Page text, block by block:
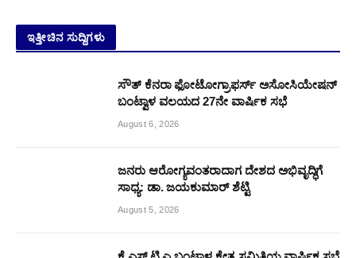
ಇತ್ತೀಚಿನ ಸುದ್ದಿಗಳು
ಸೌತ್ ಕೆನರಾ ಫೋಟೋಗ್ರಾಫರ್ಸ್ ಅಸೋಸಿಯೇಷನ್
ಬಂಟ್ವಾಳ ವಲಯದ 27ನೇ ವಾರ್ಷಿಕ ಸಭೆ
August 6, 2026
ಜನರು ಆರೋಗ್ಯವಂತರಾದಾಗ ದೇಶದ ಅಭಿವೃದ್ಧಿಗೆ
ಸಾಧ್ಯ: ಡಾ. ಜಯಕುಮಾರ್ ಶೆಟ್ಟಿ
August 5, 2026